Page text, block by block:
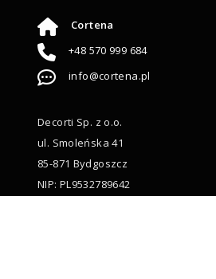
Cortena
+48 570 999 684
info@cortena.pl
Decorti Sp. z o.o.
ul. Smoleńska 41
85-871 Bydgoszcz
NIP: PL9532789642